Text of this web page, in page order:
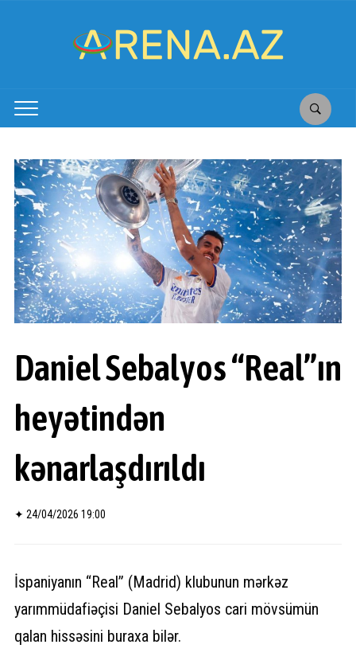
Daniel Sebalyos “Real”ın
heyətindən
kənarlaşdırıldı
✦ 24/04/2026 19:00
İspaniyanın “Real” (Madrid) klubunun mərkəz
yarımmüdafiəçisi Daniel Sebalyos cari mövsümün
qalan hissəsini buraxa bilər.